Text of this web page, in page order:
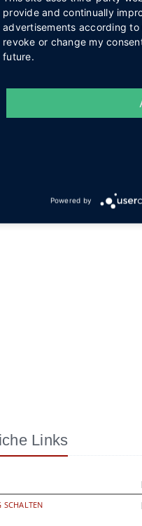
Links
SCHALTEN
provide and continually
advertisements according
revoke or change my
future.
Powered by